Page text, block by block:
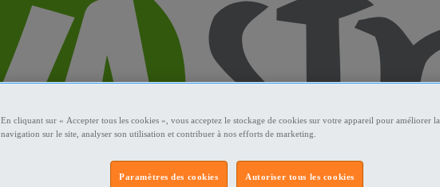
En cliquant sur « Accepter tous les cookies », vous acceptez le stockage de cookies sur votre appareil pour améliorer la
navigation sur le site, analyser son utilisation et contribuer à nos efforts de marketing.
Autoriser tous les cookies
Paramètres des cookies